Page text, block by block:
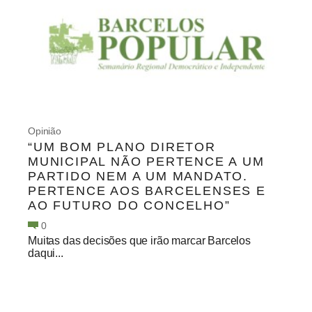
Opinião
“UM BOM PLANO DIRETOR
MUNICIPAL NÃO PERTENCE A UM
PARTIDO NEM A UM MANDATO.
PERTENCE AOS BARCELENSES E
AO FUTURO DO CONCELHO”
0
Muitas das decisões que irão marcar Barcelos
daqui...